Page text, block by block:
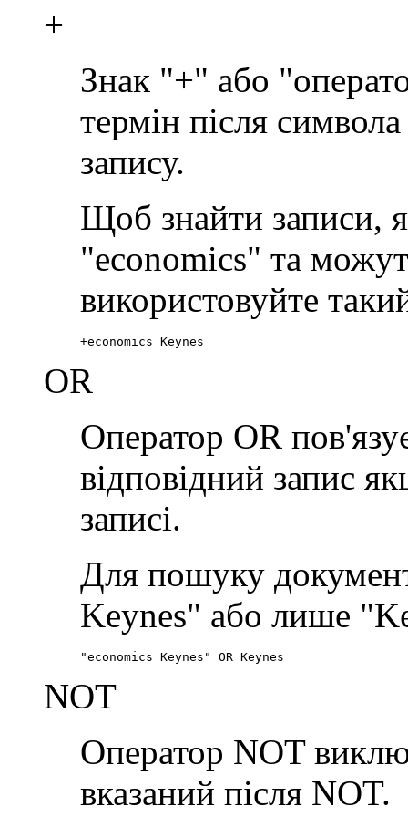
+
Знак "+" або
термін після
запису.
Щоб знайти записи,
"economics" та
використовуйте
+economics Keynes
OR
Оператор OR
відповідний запис
записі.
Для пошуку
Keynes" або лише
"economics Keynes" OR Keynes
NOT
Оператор NOT
вказаний після NOT.